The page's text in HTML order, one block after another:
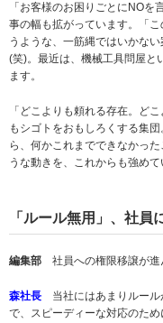
「お客様のお困りごとにNO
事の幅も拡がっています。「
うような、一筋縄ではいかな
(笑)。最近は、機械工具問屋と
ます。
「どこよりも頼れる存在。ど
もシゴトをおもしろくする集
ら、何かこれまでできなかっ
うな動きを、これからも強めて
「ルール無用」、社員
編集部 社員への権限移譲が進
森社長 当社にはあまりルール
で、スピーディーな対応のた